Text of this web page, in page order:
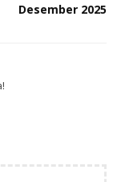
Desember 2025